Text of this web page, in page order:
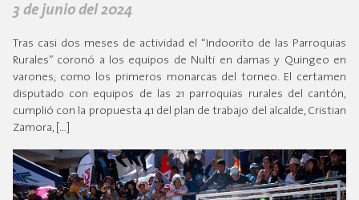
3 de junio del 2024
Tras casi dos meses de actividad el “Indoorito de las Parroquias
Rurales” coronó a los equipos de Nulti en damas y Quingeo en
varones, como los primeros monarcas del torneo. El certamen
disputado con equipos de las 21 parroquias rurales del cantón,
cumplió con la propuesta 41 del plan de trabajo del alcalde, Cristian
Zamora, […]